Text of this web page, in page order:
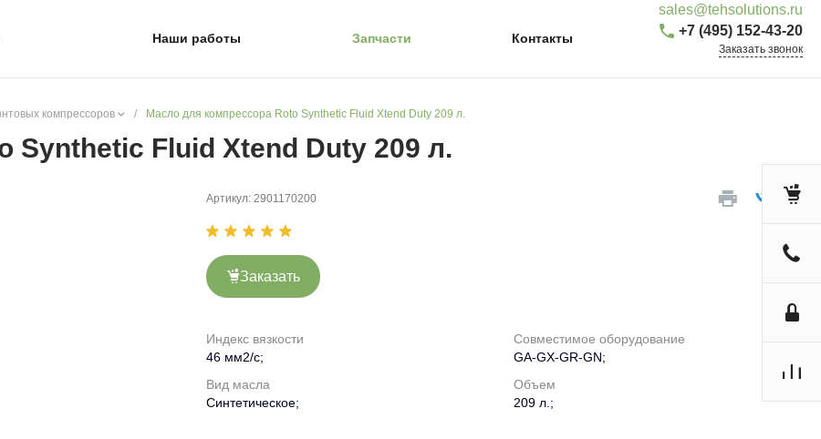
Наши работы Запчасти Контакты
sales@tehsolutions.ru
+7 (495) 152-43-20
Заказать звонок
компрессоров / Масло для компрессора Roto Synthetic Fluid Xtend Duty 209 л.
Synthetic Fluid Xtend Duty 209 л.
Артикул: 2901170200
Заказать
Индекс вязкости
46 мм2/с;
Совместимое оборудование
GA-GX-GR-GN;
Вид масла
Синтетическое;
Объем
209 л.;